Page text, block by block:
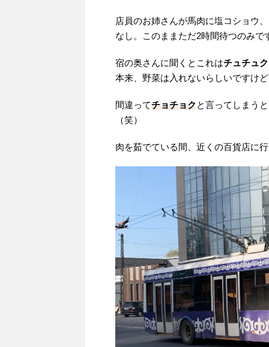
店員のお姉さんが馬肉に塩コショウ
なし。このままただ2時間待つのみで
宿の奥さんに聞くとこれはチュチュク
本来、野菜は入れないらしいですけ
間違ってチョチョクと言ってしまう
（笑）
肉を茹でている間、近くの百貨店に